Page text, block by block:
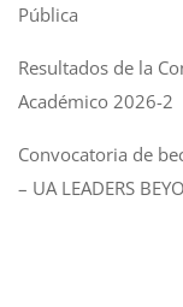
Pública
Resultados de la
Académico 2026-2
Convocatoria de
– UA LEADERS